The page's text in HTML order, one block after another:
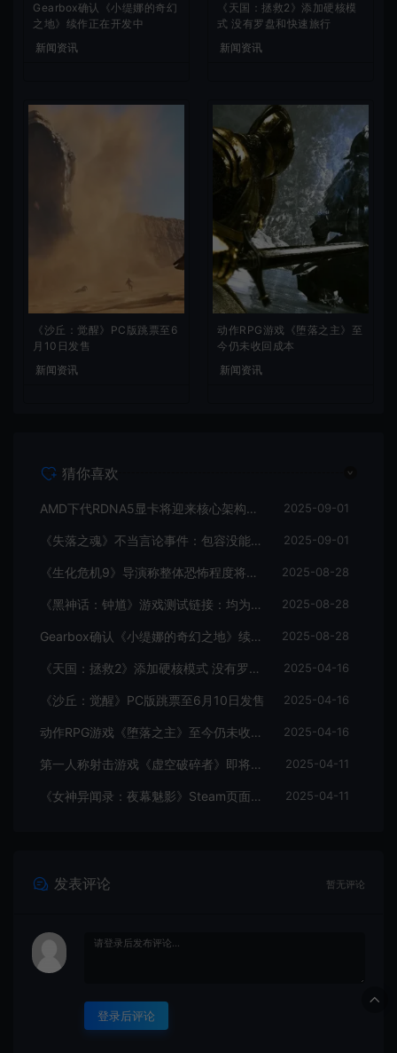
Gearbox确认《小缇娜的奇幻
之地》续作正在开发中
新闻资讯
《天国：拯救2》添加硬核模
式 没有罗盘和快速旅行
新闻资讯
《沙丘：觉醒》PC版跳票至6
月10日发售
新闻资讯
动作RPG游戏《堕落之主》至
今仍未收回成本
新闻资讯
猜你喜欢
AMD下代RDNA5显卡将迎来核心架构大幅升级 2025-09-01
《失落之魂》不当言论事件：包容没能消解过激言论 2025-09-01
《生化危机9》导演称整体恐怖程度将进一步提升 2025-08-28
《黑神话：钟馗》游戏测试链接：均为骗子 2025-08-28
Gearbox确认《小缇娜的奇幻之地》续作正在开发中 2025-08-28
《天国：拯救2》添加硬核模式 没有罗盘和快速旅行 2025-04-16
《沙丘：觉醒》PC版跳票至6月10日发售 2025-04-16
动作RPG游戏《堕落之主》至今仍未收回成本 2025-04-16
第一人称射击游戏《虚空破碎者》即将多平台上线 2025-04-11
《女神异闻录：夜幕魅影》Steam页面上线 2025-04-11
发表评论 暂无评论
登录后评论